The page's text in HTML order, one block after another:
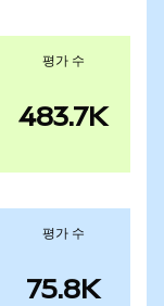
평가 수
483.7K
평가 수
75.8K